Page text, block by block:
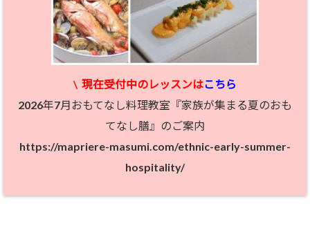
\ 現在受付中のレッスンはこちら
2026年7月おもてなし料理教室『家族が集まる夏のおも
てなし膳』のご案内
https://mapriere-masumi.com/ethnic-early-summer-
hospitality/